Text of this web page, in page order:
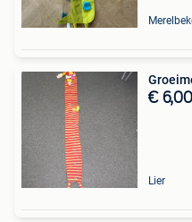
€ 6,00
Lier